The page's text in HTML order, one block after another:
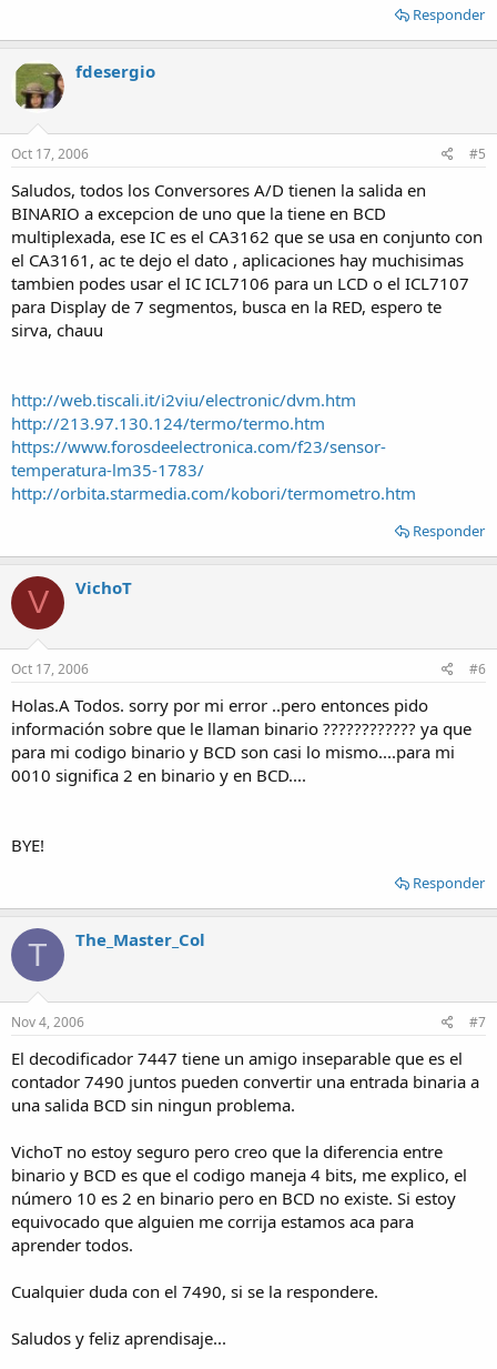
Responder
fdesergio
Oct 17, 2006 #5
Saludos, todos los Conversores A/D tienen la salida en
BINARIO a excepcion de uno que la tiene en BCD
multiplexada, ese IC es el CA3162 que se usa en conjunto con
el CA3161, ac te dejo el dato , aplicaciones hay muchisimas
tambien podes usar el IC ICL7106 para un LCD o el ICL7107
para Display de 7 segmentos, busca en la RED, espero te
sirva, chauu
http://web.tiscali.it/i2viu/electronic/dvm.htm
http://213.97.130.124/termo/termo.htm
https://www.forosdeelectronica.com/f23/sensor-
temperatura-lm35-1783/
http://orbita.starmedia.com/kobori/termometro.htm
Responder
V VichoT
Oct 17, 2006 #6
Holas.A Todos. sorry por mi error ..pero entonces pido
información sobre que le llaman binario ???????????? ya que
para mi codigo binario y BCD son casi lo mismo....para mi
0010 significa 2 en binario y en BCD....
BYE!
Responder
T The_Master_Col
Nov 4, 2006 #7
El decodificador 7447 tiene un amigo inseparable que es el
contador 7490 juntos pueden convertir una entrada binaria a
una salida BCD sin ningun problema.
VichoT no estoy seguro pero creo que la diferencia entre
binario y BCD es que el codigo maneja 4 bits, me explico, el
número 10 es 2 en binario pero en BCD no existe. Si estoy
equivocado que alguien me corrija estamos aca para
aprender todos.
Cualquier duda con el 7490, si se la respondere.
Saludos y feliz aprendisaje...